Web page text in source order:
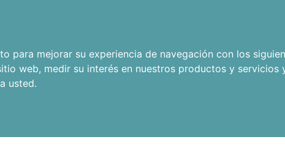
para mejorar su experiencia de navegación con los
web, medir su interés en nuestros productos y servicios
usted.